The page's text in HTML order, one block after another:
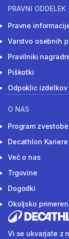
PRAVNI ODDELEK
Pravne
Varstvo osebnih
Pravilniki
Piškotki
Odpoklic izdelkov
O NAS
Program zvestobe
Decathlon Kariere
Več o nas
Trgovine
Dogodki
Okoljsko
Vi se ukvarjate z